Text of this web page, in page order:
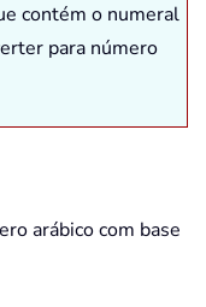
contém o numeral
para número
arábico com base